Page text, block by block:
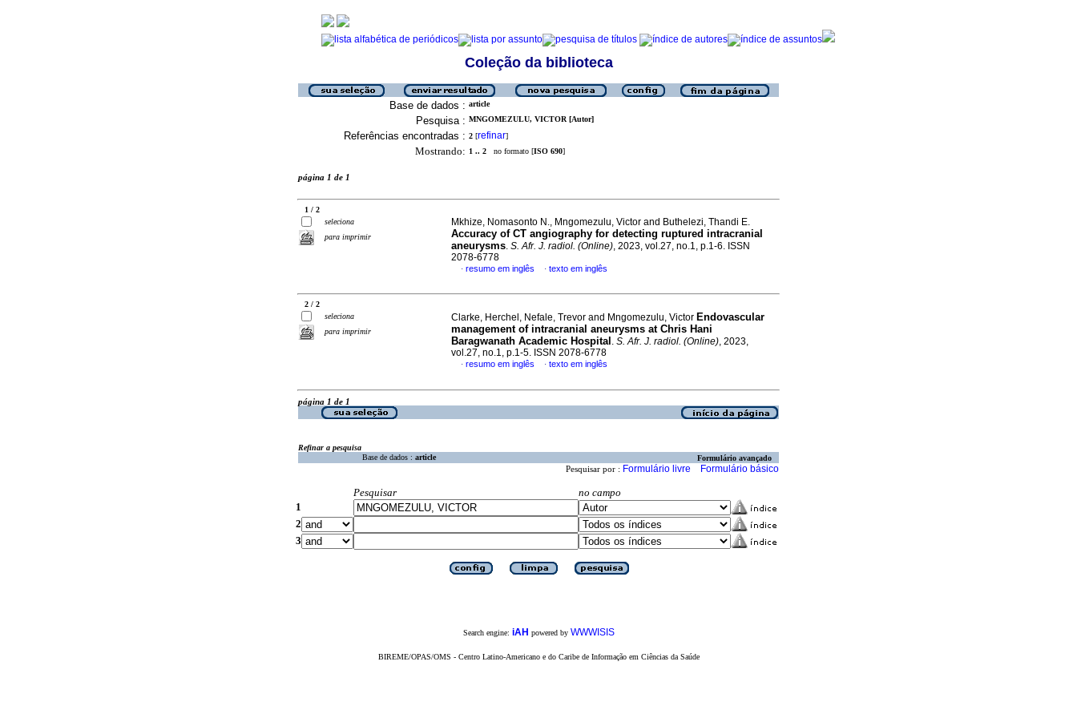
Coleção da biblioteca
Base de dados : article
Pesquisa : MNGOMEZULU, VICTOR [Autor]
Referências encontradas : 2 [refinar]
Mostrando: 1 .. 2 no formato [ISO 690]
página 1 de 1
1 / 2
seleciona
para imprimir
Mkhize, Nomasonto N., Mngomezulu, Victor and Buthelezi, Thandi E.
Accuracy of CT angiography for detecting ruptured intracranial
aneurysms. S. Afr. J. radiol. (Online), 2023, vol.27, no.1, p.1-6. ISSN
2078-6778
· resumo em inglês · texto em inglês
2 / 2
seleciona
para imprimir
Clarke, Herchel, Nefale, Trevor and Mngomezulu, Victor Endovascular
management of intracranial aneurysms at Chris Hani
Baragwanath Academic Hospital . S. Afr. J. radiol. (Online), 2023,
vol.27, no.1, p.1-5. ISSN 2078-6778
· resumo em inglês · texto em inglês
página 1 de 1
Refinar a pesquisa
Base de dados : article Formulário avançado
Pesquisar por : Formulário livre Formulário básico
Pesquisar
no campo
1
2
3
Search engine: iAH powered by WWWISIS
BIREME/OPAS/OMS - Centro Latino-Americano e do Caribe de Informação em Ciências da Saúde